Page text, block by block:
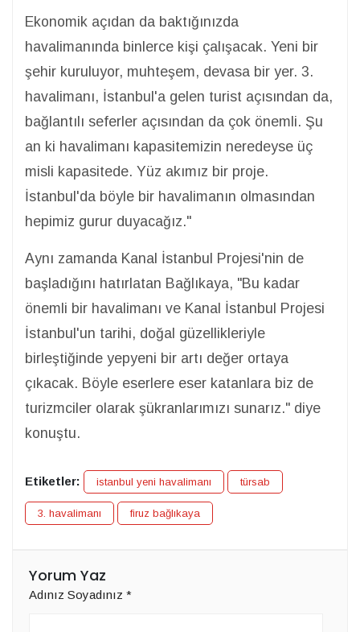
Ekonomik açıdan da baktığınızda
havalimanında binlerce kişi çalışacak. Yeni bir
şehir kuruluyor, muhteşem, devasa bir yer. 3.
havalimanı, İstanbul'a gelen turist açısından da,
bağlantılı seferler açısından da çok önemli. Şu
an ki havalimanı kapasitemizin neredeyse üç
misli kapasitede. Yüz akımız bir proje.
İstanbul'da böyle bir havalimanın olmasından
hepimiz gurur duyacağız."
Aynı zamanda Kanal İstanbul Projesi'nin de
başladığını hatırlatan Bağlıkaya, "Bu kadar
önemli bir havalimanı ve Kanal İstanbul Projesi
İstanbul'un tarihi, doğal güzellikleriyle
birleştiğinde yepyeni bir artı değer ortaya
çıkacak. Böyle eserlere eser katanlara biz de
turizmciler olarak şükranlarımızı sunarız." diye
konuştu.
Etiketler: istanbul yeni havalimanı türsab
3. havalimanı firuz bağlıkaya
Yorum Yaz
Adınız Soyadınız *